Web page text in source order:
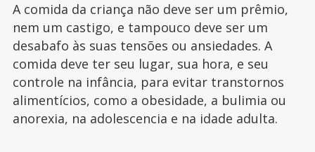
A comida da criança não deve ser um prêmio,
nem um castigo, e tampouco deve ser um
desabafo às suas tensões ou ansiedades. A
comida deve ter seu lugar, sua hora, e seu
controle na infância, para evitar transtornos
alimentícios, como a obesidade, a bulimia ou
anorexia, na adolescencia e na idade adulta.